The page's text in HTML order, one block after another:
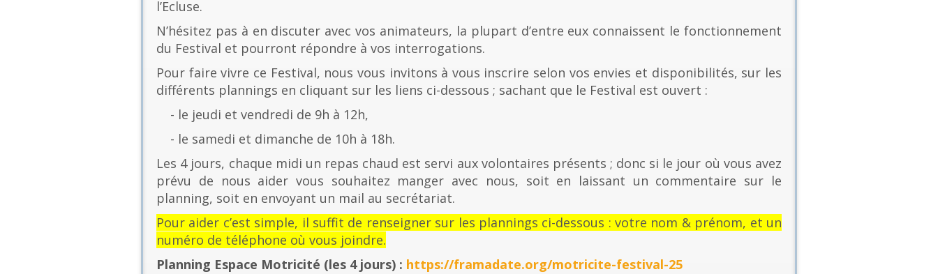
l’Ecluse.
N’hésitez pas à en discuter avec vos animateurs, la plupart d’entre eux connaissent le fonctionnement
du Festival et pourront répondre à vos interrogations.
Pour faire vivre ce Festival, nous vous invitons à vous inscrire selon vos envies et disponibilités, sur les
différents plannings en cliquant sur les liens ci-dessous ; sachant que le Festival est ouvert :
- le jeudi et vendredi de 9h à 12h,
- le samedi et dimanche de 10h à 18h.
Les 4 jours, chaque midi un repas chaud est servi aux volontaires présents ; donc si le jour où vous avez
prévu de nous aider vous souhaitez manger avec nous, soit en laissant un commentaire sur le
planning, soit en envoyant un mail au secrétariat.
Pour aider c’est simple, il suffit de renseigner sur les plannings ci-dessous : votre nom & prénom, et un
numéro de téléphone où vous joindre.
Planning Espace Motricité (les 4 jours) : https://framadate.org/motricite-festival-25